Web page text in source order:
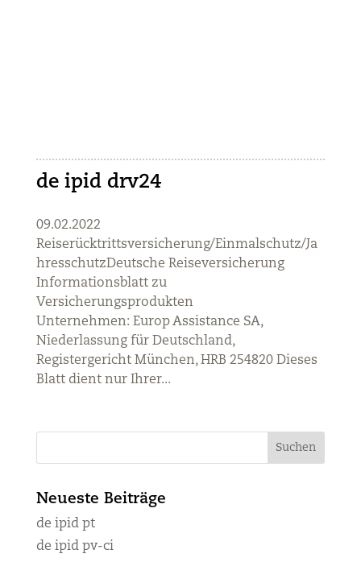
de ipid drv24
09.02.2022
Reiserücktrittsversicherung/Einmalschutz/Ja
hresschutzDeutsche Reiseversicherung
Informationsblatt zu
Versicherungsprodukten
Unternehmen: Europ Assistance SA,
Niederlassung für Deutschland,
Registergericht München, HRB 254820 Dieses
Blatt dient nur Ihrer...
Neueste Beiträge
de ipid pt
de ipid pv-ci